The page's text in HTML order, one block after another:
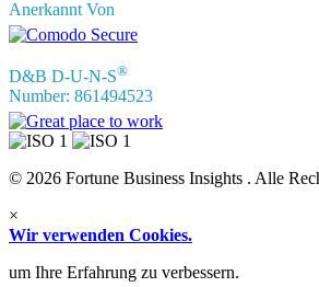
Anerkannt Von
D&B D-U-N-S®
Number: 861494523
© 2026 Fortune Business Insights . Alle
×
Wir verwenden Cookies.
um Ihre Erfahrung zu verbessern.